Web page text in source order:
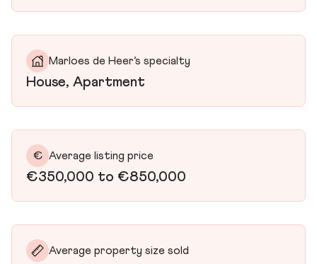
Marloes de Heer’s specialty
House, Apartment
€ Average listing price
€350,000 to €850,000
Average property size sold